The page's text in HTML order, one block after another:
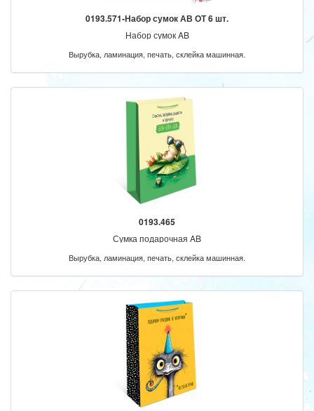
0193.571-Набор сумок АВ ОТ 6 шт.
Набор сумок AB
Вырубка, ламинация, печать, склейка машинная.
0193.465
Сумка подарочная AB
Вырубка, ламинация, печать, склейка машинная.